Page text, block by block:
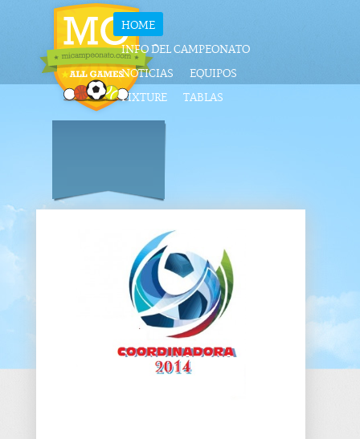
HOME
INFO DEL CAMPEONATO
NOTICIAS
EQUIPOS
FIXTURE
TABLAS